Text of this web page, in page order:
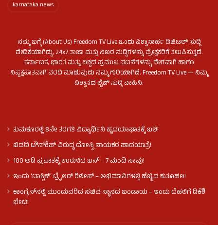
karnataka news
ನಮ್ಮ ಬಗ್ಗೆ (About Us) Freedom TV Live ಒಂದು ವಿಶ್ವಾಸಾರ್ಹ ಡಿಜಿಟಲ್ ಸುದ್ದಿ
ವೇದಿಕೆಯಾಗಿದ್ದು, 24x7 ತಾಜಾ ಮತ್ತು ನಿಖರ ಸುದ್ದಿಗಳನ್ನು ಪ್ರೇಕ್ಷಕರಿಗೆ ತಲುಪಿಸುತ್ತದೆ.
ಕರ್ನಾಟಕ, ಭಾರತ ಮತ್ತು ವಿಶ್ವದ ಪ್ರಮುಖ ಘಟನೆಗಳನ್ನು ವೇಗವಾಗಿ ಹಾಗೂ
ನಿಷ್ಪಕ್ಷಪಾತವಾಗಿ ವರದಿ ಮಾಡುವುದು ನಮ್ಮ ಗುರಿಯಾಗಿದೆ. Freedom TV Live — ನಿಮ್ಮ
ವಿಶ್ವಾಸದ ಲೈವ್ ಸುದ್ದಿ ವಾಹಿನಿ.
ತುಮಕೂರಲ್ಲಿ 8ನೇ ತರಗತಿ ವಿದ್ಯಾರ್ಥಿನಿ ಹೃದಯಾಘಾತಕ್ಕೆ ಬಲಿ!
ಬಿಡದಿ ಟೌನ್‌ಶಿಪ್‌ ವಿರುದ್ಧ ದೋಸ್ತಿ ನಾಯಕರ ಪಾದಯಾತ್ರೆ!
100 ಅಡಿ ಪ್ರಪಾತಕ್ಕೆ ಉರುಳಿದ ಬಸ್‌ – 7 ಮಂದಿ ಸಾವು!
ಇಂದು ʻಟಾಕ್ಸಿಕ್ʼ ಟ್ರೈಲರ್ ರಿಲೀಸ್‌ – ಅಭಿಮಾನಿಗಳಲ್ಲಿ ಹೆಚ್ಚಿದ ಕುತೂಹಲ!
ಕಾಂಗ್ರೆಸ್​ನಲ್ಲಿ ಮುಂದುವರಿದ ಸಚಿವ ಸ್ಥಾನದ ಬಂಡಾಯ – ಇಂದು ದೆಹಲಿಗೆ ಡಿಕೆಶಿ
ಭೇಟಿ!